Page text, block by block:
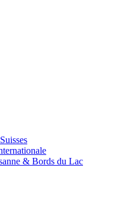
& Bords du Lac